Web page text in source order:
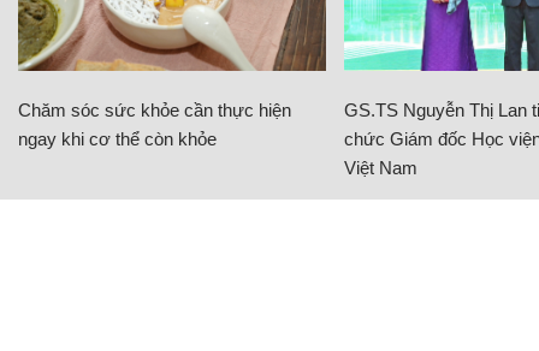
Chăm sóc sức khỏe cần thực hiện
ngay khi cơ thể còn khỏe
GS.TS Nguyễn Thị Lan
chức Giám đốc Học
Việt Nam